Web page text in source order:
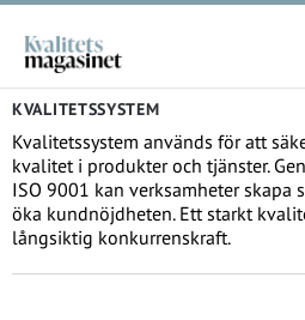
KVALITETSSYSTEM
Kvalitetssystem används för att
kvalitet i produkter och tjänster.
ISO 9001 kan verksamheter skapa
öka kundnöjdheten. Ett starkt
långsiktig konkurrenskraft.